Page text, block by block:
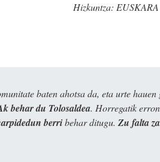
Hizkuntza: EUSKARA
baten ahotsa da, eta urte hauen
behar du Tolosaldea. Horregatik
berribehar ditugu. Zu falta